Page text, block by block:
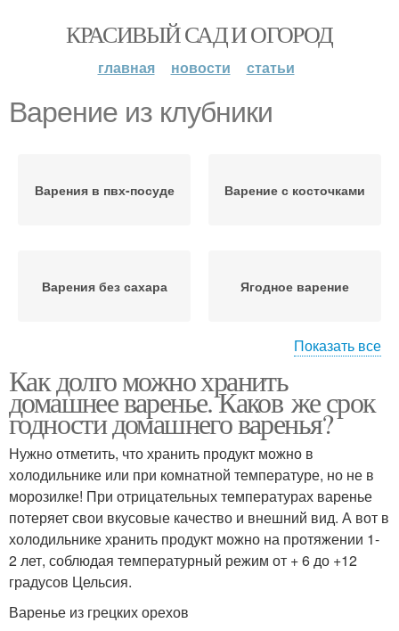
КРАСИВЫЙ САД И ОГОРОД
главная новости статьи
Варение из клубники
Варения в пвх-посуде Варение с косточками
Варения без сахара Ягодное варение
Варение без сахара Варение из ягод
Варение с эритритом Цитрусовое варение
Вишневое варение
Показать все
Как долго можно хранить
домашнее варенье. Каков же срок
годности домашнего варенья?
Нужно отметить, что хранить продукт можно в
холодильнике или при комнатной температуре, но не в
морозилке! При отрицательных температурах варенье
потеряет свои вкусовые качество и внешний вид. А вот в
холодильнике хранить продукт можно на протяжении 1-
2 лет, соблюдая температурный режим от + 6 до +12
градусов Цельсия.
Варенье из грецких орехов